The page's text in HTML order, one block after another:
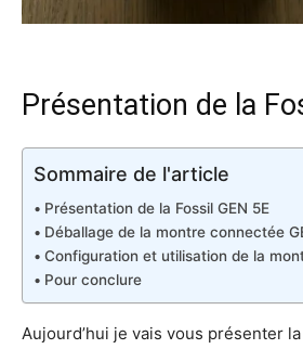
Présentation de la
Sommaire de l'article
Présentation de la Fossil GEN 5E
Déballage de la montre connectée
Configuration et utilisation de la
Pour conclure
Aujourd’hui je vais vous présenter